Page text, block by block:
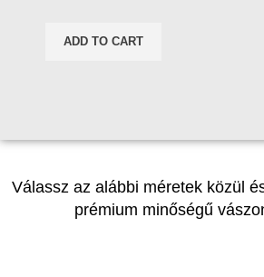
ADD TO CART
Válassz az alábbi méretek közül
prémium minőségű